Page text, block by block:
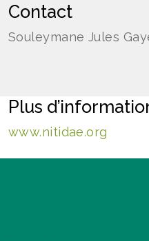
Contact
Souleymane Jules
Plus
www.nitidae.org